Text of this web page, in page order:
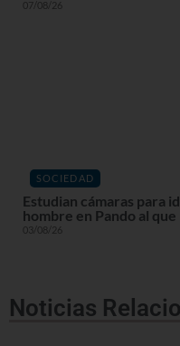
07/08/26
SOCIEDAD
Estudian cámaras para
hombre en Pando al
03/08/26
Noticias